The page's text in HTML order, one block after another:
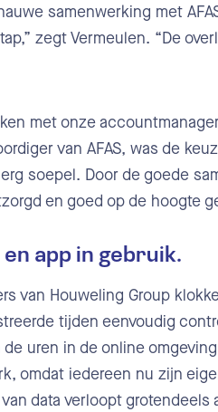
samenwerking met
zegt Vermeulen. “De
met onze
van AFAS, was de
soepel. Door de goede
en goed op de hoogte
en app in gebruik.
van Houweling Group
tijden eenvoudig
uren in de online
omdat iedereen nu zijn
data verloopt grotendeels